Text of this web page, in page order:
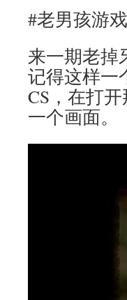
#老男孩游
来一期老掉
记得这样
CS，在打
一个画面。